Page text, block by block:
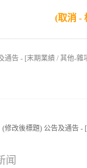
(取消 -
(修改後標題) 公告及通告 -
闻